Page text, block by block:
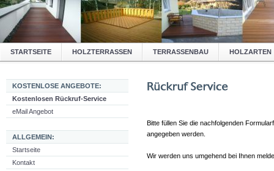
STARTSEITE HOLZTERRASSEN TERRASSENBAU HOLZARTEN
KOSTENLOSE ANGEBOTE:
Kostenlosen Rückruf-Service
eMail Angebot
ALLGEMEIN:
Startseite
Kontakt
Bitte füllen Sie die nachfolgenden
angegeben werden.
Wir werden uns umgehend bei Ihnen